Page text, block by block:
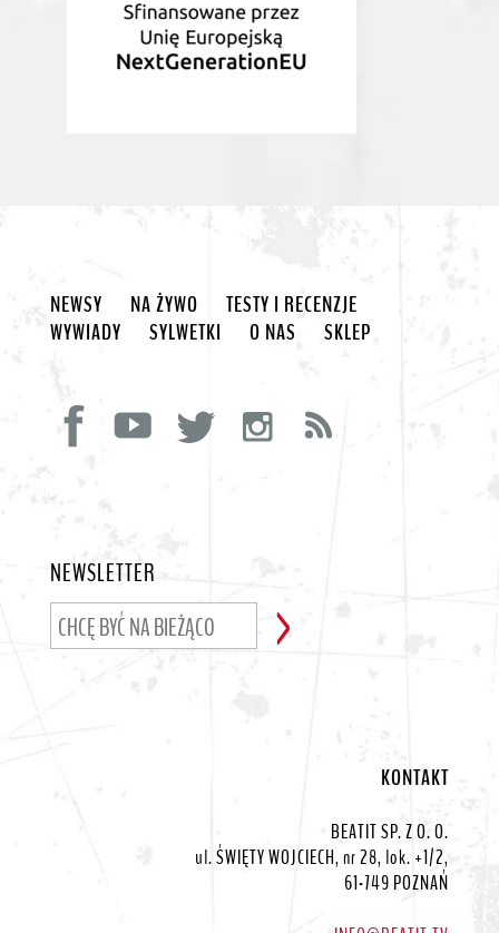
NEWSY NA ŻYWO
TESTY I RECENZJE
WYWIADY
SYLWETKI O NAS SKLEP
NEWSLETTER
KONTAKT
BEATIT SP. Z O. O.
ul. ŚWIĘTY WOJCIECH, nr 28, lok. +1/2,
61-749 POZNAŃ